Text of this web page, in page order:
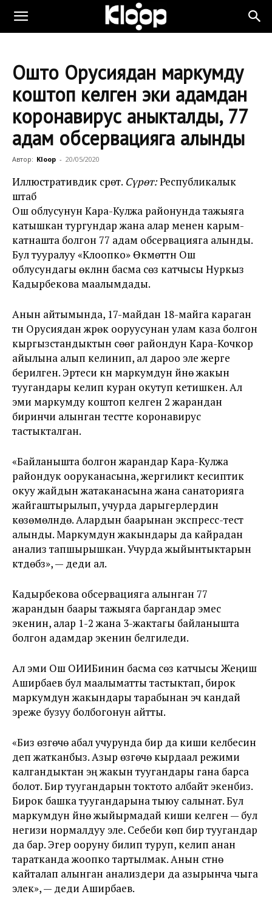
Ошто Орусиядан маркумду
коштоп келген эки адамдан
коронавирус аныкталды, 77
адам обсервацияга алынды
Автор: Kloop - 20/05/2020
Иллюстративдик сүрөт. Сүрөт:Республикалык
штаб
Ош облусунун Кара-Кулжа районунда тажыяга
катышкан тургундар жана алар менен карым-
катнашта болгон 77 адам обсервацияга алынды.
Бул тууралуу «Клоопко» Өкмөттүн Ош
облусундагы өкүлүнүн басма сөз катчысы Нуркыз
Кадырбекова маалымдады.
Анын айтымында, 17-майдан 18-майга караган
түнү Орусиядан жүрөк ооруусунан улам каза болгон
кыргызстандыктын сөөгү райондун Кара-Кочкор
айылына алып келинип, ал дароо эле жерге
берилген. Эртеси күнү маркумдун үйүнө жакын
туугандары келип куран окутуп кетишкен. Ал
эми маркумду коштоп келген 2 жарандан
биринчи алынган тестте коронавирус
тастыкталган.
«Байланышта болгон жарандар Кара-Кулжа
райондук ооруканасына, жергиликтүү кесиптик
окуу жайдын жатаканасына жана санаторияга
жайгаштырылып, учурда дарыгерлердин
көзөмөлүндө. Алардын баарынан экспресс-тест
алынды. Маркумдун жакындары да кайрадан
анализ тапшырышкан. Учурда жыйынтыктарын
күтүүдөбүз», — деди ал.
Кадырбекова обсервацияга алынган 77
жарандын баары тажыяга баргандар эмес
экенин, алар 1-2 жана 3-жактагы байланышта
болгон адамдар экенин белгиледи.
Ал эми Ош ОИИБинин басма сөз катчысы Жеңиш
Аширбаев бул маалыматты тастыктап, бирок
маркумдун жакындары тарабынан эч кандай
эреже бузуу болбогонун айтты.
«Биз өзгөчө абал учурунда бир да киши келбесин
деп жатканбыз. Азыр өзгөчө кырдаал режими
калгандыктан эң жакын туугандары гана барса
болот. Бир туугандарын токтото албайт экенбиз.
Бирок башка туугандарына тыюу салынат. Бул
маркумдун үйүнө жыйырмадай киши келген — бул
негизи нормалдуу эле. Себеби көп бир туугандар
да бар. Эгер ооруну билип туруп, келип анан
таратканда жоопко тартылмак. Анын үстүнө
кайталап алынган анализдери да азырынча чыга
элек», — деди Аширбаев.